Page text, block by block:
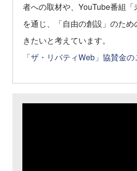
者への取材や、YouTube番組
を通じ、「自由の創設」のた
きたいと考えています。
「ザ・リバティWeb」協賛金